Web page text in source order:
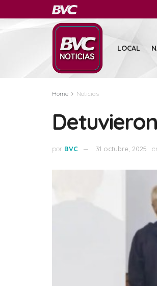
LOCAL
Home Noticias
por BVC 31 octubre, 2025